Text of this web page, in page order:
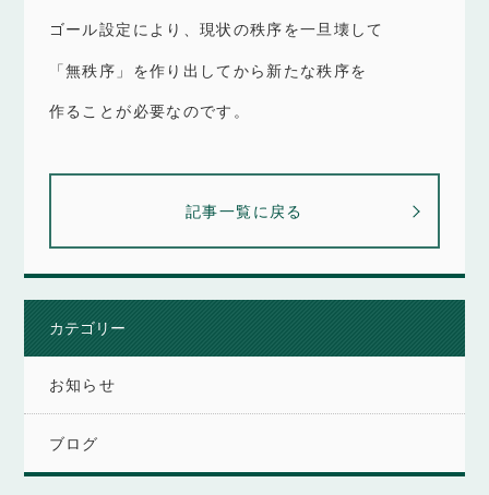
ゴール設定により、現状の秩序を一旦壊して
「無秩序」を作り出してから新たな秩序を
作ることが必要なのです。
記事一覧に戻る
カテゴリー
お知らせ
ブログ